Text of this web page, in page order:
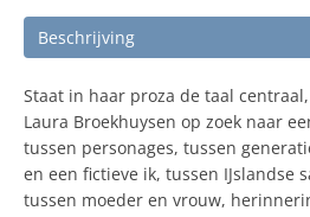
Beschrijving
Staat in haar proza de taal
Laura Broekhuysen op zoek naar
tussen personages, tussen
en een fictieve ik, tussen IJslandse
tussen moeder en vrouw,